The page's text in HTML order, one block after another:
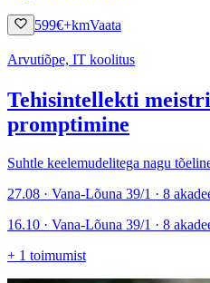
599€+kmVaata
Arvutiõpe, IT koolitus
Tehisintellekti
promptimine
Suhtle keelemudelitega nagu
27.08 · Vana-Lõuna 39/1 · 8
16.10 · Vana-Lõuna 39/1 · 8
+ 1 toimumist